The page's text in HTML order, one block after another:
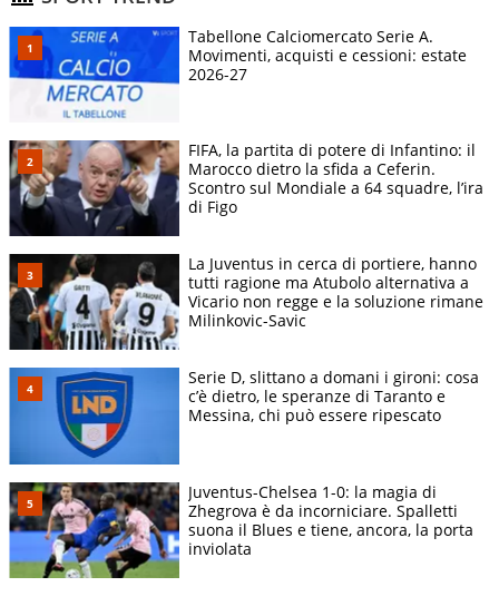
Tabellone Calciomercato Serie A.
Movimenti, acquisti e cessioni: estate
2026-27
FIFA, la partita di potere di Infantino: il
Marocco dietro la sfida a Ceferin.
Scontro sul Mondiale a 64 squadre, l’ira
di Figo
La Juventus in cerca di portiere, hanno
tutti ragione ma Atubolo alternativa a
Vicario non regge e la soluzione rimane
Milinkovic-Savic
Serie D, slittano a domani i gironi: cosa
c’è dietro, le speranze di Taranto e
Messina, chi può essere ripescato
Juventus-Chelsea 1-0: la magia di
Zhegrova è da incorniciare. Spalletti
suona il Blues e tiene, ancora, la porta
inviolata